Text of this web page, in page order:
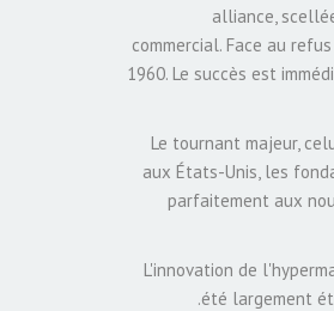
alliance,
commercial. Face au
1960. Le succès est
Le tournant majeur,
aux États-Unis, les
parfaitement aux
L'innovation de
été largement